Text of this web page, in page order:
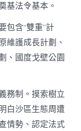
基法令基本。
包含“雙重”計
維護成長計劃、
、國度戈壁公園
務制。摸索樹立
白沙區生態周遭
情勢、認定法式